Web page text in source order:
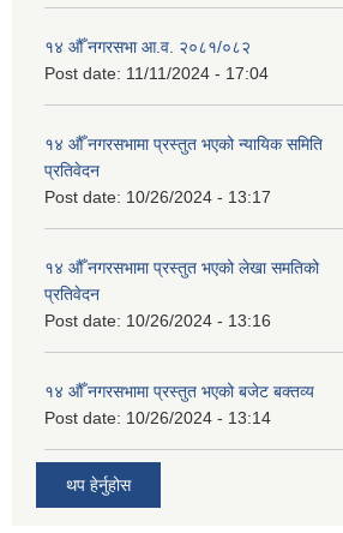
१४ औँ नगरसभा आ.व. २०८१/०८२
Post date: 11/11/2024 - 17:04
१४ औँ नगरसभामा प्रस्तुत भएको न्यायिक समिति
प्रतिवेदन
Post date: 10/26/2024 - 13:17
१४ औँ नगरसभामा प्रस्तुत भएको लेखा समतिको
प्रतिवेदन
Post date: 10/26/2024 - 13:16
१४ औँ नगरसभामा प्रस्तुत भएको बजेट बक्तव्य
Post date: 10/26/2024 - 13:14
थप हेर्नुहोस